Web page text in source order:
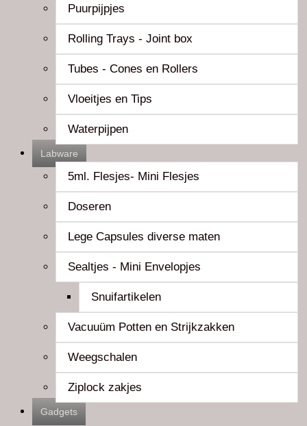
Puurpijpjes
Rolling Trays - Joint box
Tubes - Cones en Rollers
Vloeitjes en Tips
Waterpijpen
Labware
5ml. Flesjes- Mini Flesjes
Doseren
Lege Capsules diverse maten
Sealtjes - Mini Envelopjes
Snuifartikelen
Vacuuüm Potten en Strijkzakken
Weegschalen
Ziplock zakjes
Gadgets